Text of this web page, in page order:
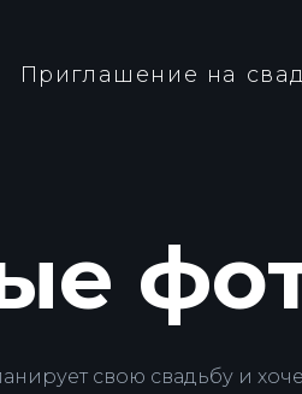
Приглашение на
свою свадьбу и